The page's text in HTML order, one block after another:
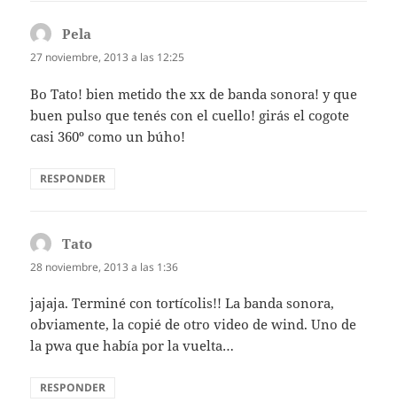
Pela
27 noviembre, 2013 a las 12:25
Bo Tato! bien metido the xx de banda sonora! y que
buen pulso que tenés con el cuello! girás el cogote
casi 360º como un búho!
RESPONDER
Tato
28 noviembre, 2013 a las 1:36
jajaja. Terminé con tortícolis!! La banda sonora,
obviamente, la copié de otro video de wind. Uno de
la pwa que había por la vuelta…
RESPONDER